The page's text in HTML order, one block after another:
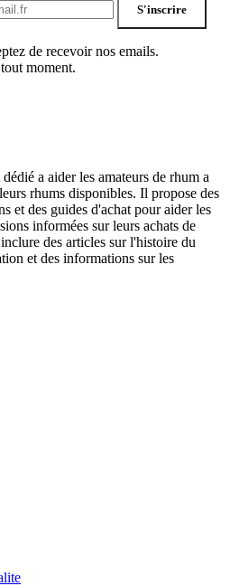
S'inscrire
de recevoir nos emails.
moment.
a aider les amateurs de rhum a
rhums disponibles. Il propose des
et des guides d'achat pour aider les
informées sur leurs achats de
des articles sur l'histoire du
et des informations sur les